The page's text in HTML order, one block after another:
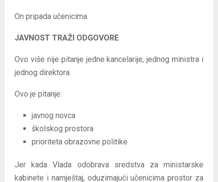
On pripada učenicima.
JAVNOST TRAŽI ODGOVORE
Ovo više nije pitanje jedne kancelarije, jednog ministra i
jednog direktora.
Ovo je pitanje:
javnog novca
školskog prostora
prioriteta obrazovne politike
Jer kada Vlada odobrava sredstva za ministarske
kabinete i namještaj, oduzimajući učenicima prostor za